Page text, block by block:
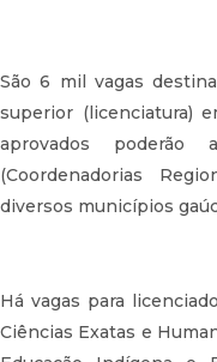
São 6 mil vagas
superior (licenciatura)
aprovados
(Coordenadorias
diversos municípios
Há vagas para
Ciências Exatas e